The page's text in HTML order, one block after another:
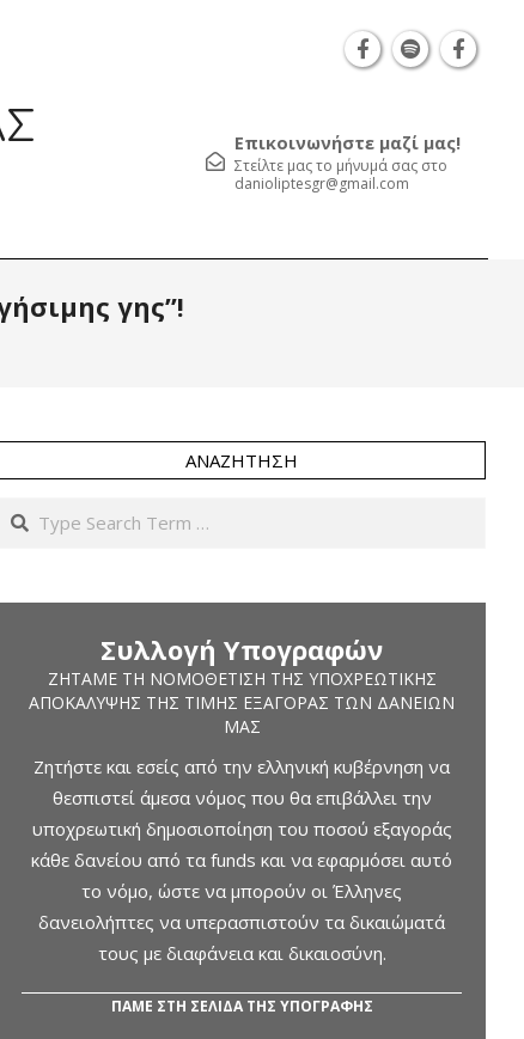
Επικοινωνήστε μαζί μας!
Στείλτε μας το μήνυμά σας στο
danioliptesgr@gmail.com
γης”!
ΑΝΑΖΉΤΗΣΗ
Search
Συλλογή Υπογραφών
ΖΗΤΆΜΕ ΤΗ ΝΟΜΟΘΈΤΙΣΗ ΤΗΣ ΥΠΟΧΡΕΩΤΙΚΉΣ
ΑΠΟΚΆΛΥΨΗΣ ΤΗΣ ΤΙΜΉΣ ΕΞΑΓΟΡΆΣ ΤΩΝ ΔΑΝΕΊΩΝ
ΜΑΣ
Ζητήστε και εσείς από την ελληνική κυβέρνηση να
θεσπιστεί άμεσα νόμος που θα επιβάλλει την
υποχρεωτική δημοσιοποίηση του ποσού εξαγοράς
κάθε δανείου από τα funds και να εφαρμόσει αυτό
το νόμο, ώστε να μπορούν οι Έλληνες
δανειολήπτες να υπερασπιστούν τα δικαιώματά
τους με διαφάνεια και δικαιοσύνη.
ΠΑΜΕ ΣΤΗ ΣΕΛΙΔΑ ΤΗΣ ΥΠΟΓΡΑΦΗΣ